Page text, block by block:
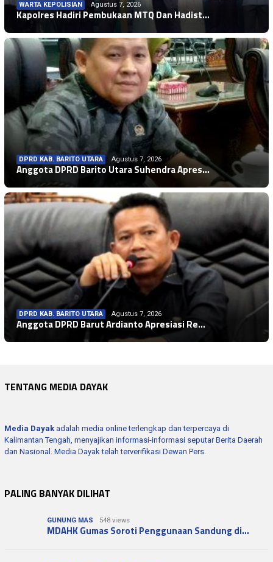
WARTA KEPOLISIAN Agustus 7, 2026
Kapolres Hadiri Pembukaan MTQ Dan Hadist…
DPRD KAB. BARITO UTARA Agustus 7, 2026
Anggota DPRD Barito Utara Suhendra Apres…
DPRD KAB. BARITO UTARA Agustus 7, 2026
Anggota DPRD Barut Ardianto Apresiasi Re…
TENTANG MEDIA DAYAK
Media Dayak adalah media online terlengkap dan terpercaya di
Kalimantan Tengah, menyajikan informasi-informasi seputar Berita Daerah
dan Nasional. Media Dayak telah terverifikasi Dewan Pers.
PALING BANYAK DILIHAT
GUNUNG MAS 548 views
MDAHK Gumas Soroti Penggunaan Sandung di…